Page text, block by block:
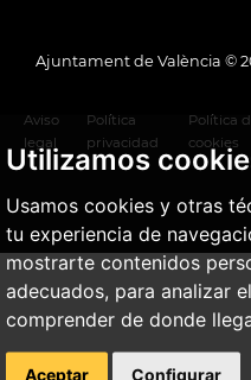
Utilizamos
Usamos cookies y otras
tu experiencia de
mostrarte contenidos
adecuados, para analizar
comprender de donde
Aceptar Configurar
Ajuntament de València ©
Aviso
legal
Política
privacidad
Política
cookies